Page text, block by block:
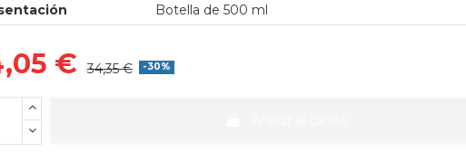
Botella de 500 ml
€ 34,35 € -30%